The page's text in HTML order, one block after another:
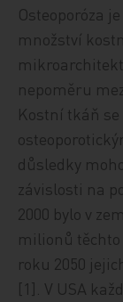
Osteoporóza
množství
nepoměru
Kostní tkáň
důsledky
závislosti na
2000 bylo v
milionů těchto
roku 2050
[1]. V USA